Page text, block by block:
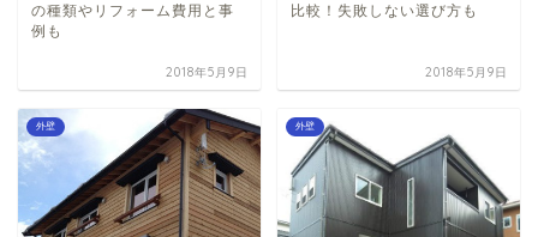
の種類やリフォーム費用と事
例も
2018年5月9日
比較！失敗しない選び方も
2018年5月9日
外壁 外壁